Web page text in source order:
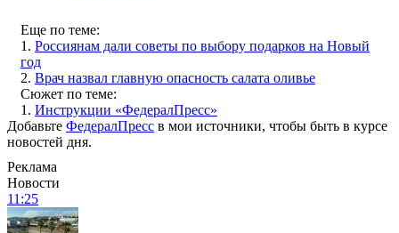
Еще по теме:
1. Россиянам дали советы по выбору подарков на Новый
год
2. Врач назвал главную опасность салата оливье
Сюжет по теме:
1. Инструкции «ФедералПресс»
Добавьте ФедералПресс в мои источники, чтобы быть в курсе
новостей дня.
Реклама
Новости
11:25